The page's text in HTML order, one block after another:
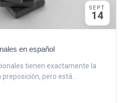
SEPT
14
en español
tienen exactamente la
pero está...